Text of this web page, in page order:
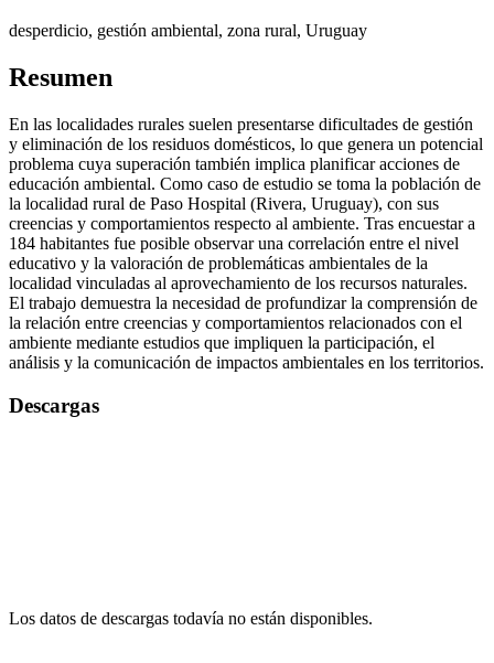
desperdicio, gestión ambiental, zona rural, Uruguay
Resumen
En las localidades rurales suelen presentarse dificultades de gestión
y eliminación de los residuos domésticos, lo que genera un potencial
problema cuya superación también implica planificar acciones de
educación ambiental. Como caso de estudio se toma la población de
la localidad rural de Paso Hospital (Rivera, Uruguay), con sus
creencias y comportamientos respecto al ambiente. Tras encuestar a
184 habitantes fue posible observar una correlación entre el nivel
educativo y la valoración de problemáticas ambientales de la
localidad vinculadas al aprovechamiento de los recursos naturales.
El trabajo demuestra la necesidad de profundizar la comprensión de
la relación entre creencias y comportamientos relacionados con el
ambiente mediante estudios que impliquen la participación, el
análisis y la comunicación de impactos ambientales en los territorios.
Descargas
Los datos de descargas todavía no están disponibles.